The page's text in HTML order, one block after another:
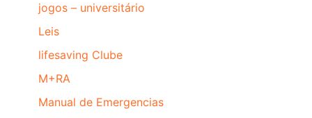
jogos – universitário
Leis
lifesaving Clube
M+RA
Manual de Emergencias